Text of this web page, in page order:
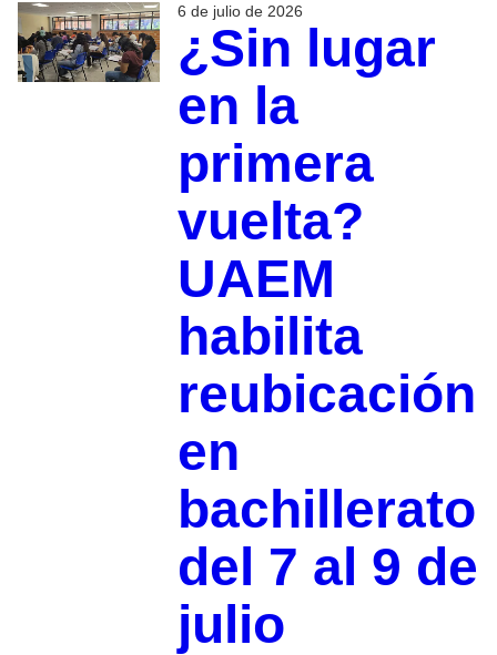
6 de julio de 2026
¿Sin lugar
en la
primera
vuelta?
UAEM
habilita
reubicación
en
bachillerato
del 7 al 9 de
julio